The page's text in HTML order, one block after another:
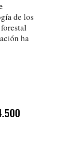
de los
ha